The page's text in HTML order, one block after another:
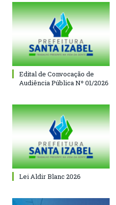
Edital de Convocação de
Audiência Pública Nº 01/2026
Lei Aldir Blanc 2026